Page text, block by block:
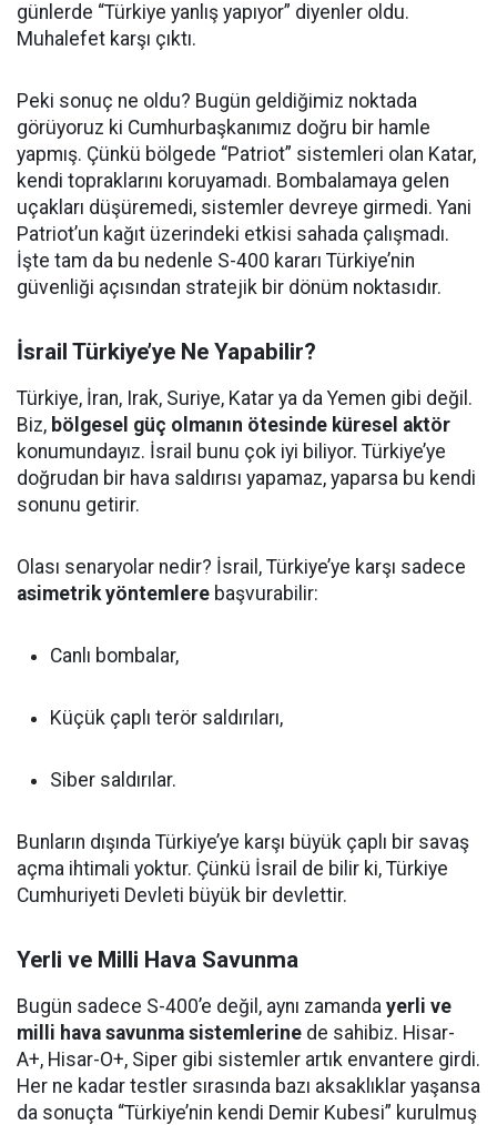
günlerde “Türkiye yanlış yapıyor” diyenler oldu.
Muhalefet karşı çıktı.
Peki sonuç ne oldu? Bugün geldiğimiz noktada
görüyoruz ki Cumhurbaşkanımız doğru bir hamle
yapmış. Çünkü bölgede “Patriot” sistemleri olan Katar,
kendi topraklarını koruyamadı. Bombalamaya gelen
uçakları düşüremedi, sistemler devreye girmedi. Yani
Patriot’un kağıt üzerindeki etkisi sahada çalışmadı.
İşte tam da bu nedenle S-400 kararı Türkiye’nin
güvenliği açısından stratejik bir dönüm noktasıdır.
İsrail Türkiye’ye Ne Yapabilir?
Türkiye, İran, Irak, Suriye, Katar ya da Yemen gibi değil.
Biz, bölgesel güç olmanın ötesinde küresel aktör
konumundayız. İsrail bunu çok iyi biliyor. Türkiye’ye
doğrudan bir hava saldırısı yapamaz, yaparsa bu kendi
sonunu getirir.
Olası senaryolar nedir? İsrail, Türkiye’ye karşı sadece
asimetrik yöntemlere başvurabilir:
Canlı bombalar,
Küçük çaplı terör saldırıları,
Siber saldırılar.
Bunların dışında Türkiye’ye karşı büyük çaplı bir savaş
açma ihtimali yoktur. Çünkü İsrail de bilir ki, Türkiye
Cumhuriyeti Devleti büyük bir devlettir.
Yerli ve Milli Hava Savunma
Bugün sadece S-400’e değil, aynı zamanda yerli ve
milli hava savunma sistemlerine de sahibiz. Hisar-
A+, Hisar-O+, Siper gibi sistemler artık envantere girdi.
Her ne kadar testler sırasında bazı aksaklıklar yaşansa
da sonuçta “Türkiye’nin kendi Demir Kubesi” kurulmuş